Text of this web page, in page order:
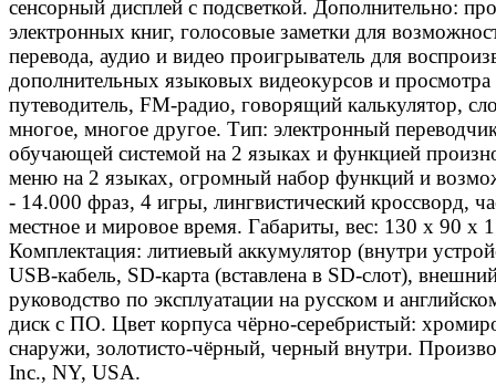
сенсорный дисплей с подсветкой. Дополнительно:
электронных книг, голосовые заметки для
перевода, аудио и видео проигрыватель для
дополнительных языковых видеокурсов и
путеводитель, FM-радио, говорящий калькулятор,
многое, многое другое. Тип: электронный
обучающей системой на 2 языках и функцией
меню на 2 языках, огромный набор функций и
- 14.000 фраз, 4 игры, лингвистический кроссворд,
местное и мировое время. Габариты, вес: 130 x 90 x
Комплектация: литиевый аккумулятор (внутри
USB-кабель, SD-карта (вставлена в SD-слот),
руководство по эксплуатации на русском и
диск с ПО. Цвет корпуса чёрно-серебристый:
снаружи, золотисто-чёрный, черный внутри.
Inc., NY, USA.